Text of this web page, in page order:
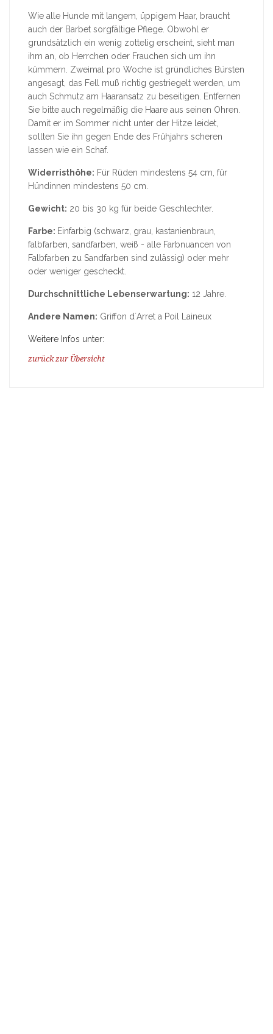
Wie alle Hunde mit langem, üppigem Haar, braucht
auch der Barbet sorgfältige Pflege. Obwohl er
grundsätzlich ein wenig zottelig erscheint, sieht man
ihm an, ob Herrchen oder Frauchen sich um ihn
kümmern. Zweimal pro Woche ist gründliches Bürsten
angesagt, das Fell muß richtig gestriegelt werden, um
auch Schmutz am Haaransatz zu beseitigen. Entfernen
Sie bitte auch regelmäßig die Haare aus seinen Ohren.
Damit er im Sommer nicht unter der Hitze leidet,
sollten Sie ihn gegen Ende des Frühjahrs scheren
lassen wie ein Schaf.
Widerristhöhe: Für Rüden mindestens 54 cm, für
Hündinnen mindestens 50 cm.
Gewicht: 20 bis 30 kg für beide Geschlechter.
Farbe: Einfarbig (schwarz, grau, kastanienbraun,
falbfarben, sandfarben, weiß - alle Farbnuancen von
Falbfarben zu Sandfarben sind zulässig) oder mehr
oder weniger gescheckt.
Durchschnittliche Lebenserwartung: 12 Jahre.
Andere Namen: Griffon d´Arret a Poil Laineux
Weitere Infos unter:
zurück zur Übersicht